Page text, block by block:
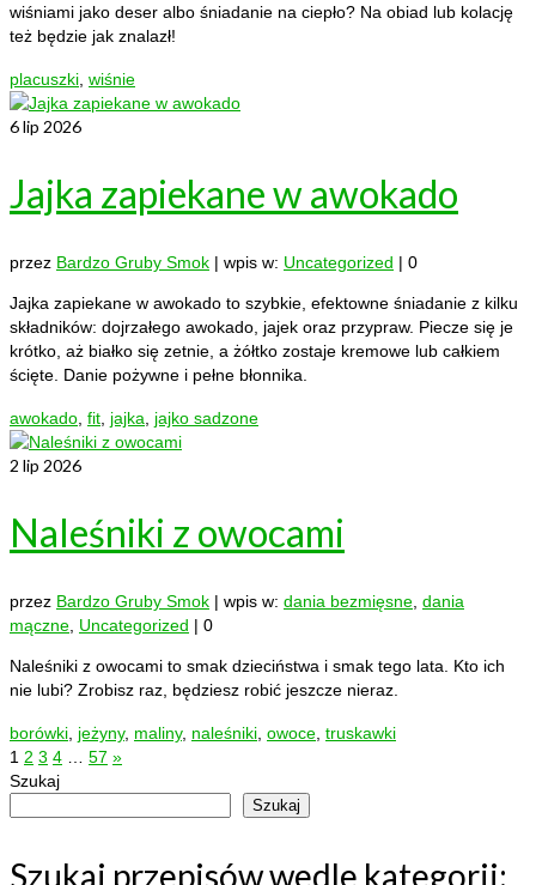
wiśniami jako deser albo śniadanie na ciepło? Na obiad lub kolację
też będzie jak znalazł!
placuszki wiśnie
6lip 2026
Jajka zapiekane w awokado
przez Bardzo Gruby Smok | wpis w: Uncategorized | 0
Jajka zapiekane w awokado to szybkie, efektowne śniadanie z kilku
składników: dojrzałego awokado, jajek oraz przypraw. Piecze się je
krótko, aż białko się zetnie, a żółtko zostaje kremowe lub całkiem
ścięte. Danie pożywne i pełne błonnika.
awokado fit jajka jajko sadzone
2 lip 2026
Naleśniki z owocami
przez Bardzo Gruby Smok | wpis w: dania bezmięsne dania
mączne Uncategorized | 0
Naleśniki z owocami to smak dzieciństwa i smak tego lata. Kto ich
nie lubi? Zrobisz raz, będziesz robić jeszcze nieraz.
borówki jeżyny, maliny, naleśniki owoce truskawki
Stronicowanie
wpisów
1 2 3 4 57 »
Szukaj
Szukaj
Szukaj przepisów wedle kategorii: